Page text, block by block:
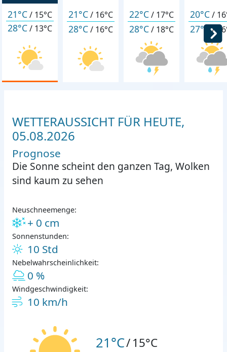
21°C/ 15°C
28°C/ 13°C
21°C/ 16°C
28°C/ 16°C
22°C/ 17°C
28°C/ 18°C
20°C/
27°C /
WETTERAUSSICHT FÜR HEUTE,
05.08.2026
Prognose
Die Sonne scheint den ganzen Tag, Wolken
sind kaum zu sehen
Neuschneemenge:
+ 0 cm
Sonnenstunden:
10 Std
Nebelwahrscheinlichkeit:
0 %
Windgeschwindigkeit:
10 km/h
21°C/15°C